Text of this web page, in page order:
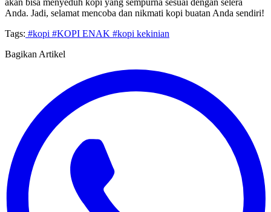
akan bisa menyeduh kopi yang sempurna sesuai dengan selera
Anda. Jadi, selamat mencoba dan nikmati kopi buatan Anda sendiri!
Tags: #kopi #KOPI ENAK #kopi kekinian
Bagikan Artikel